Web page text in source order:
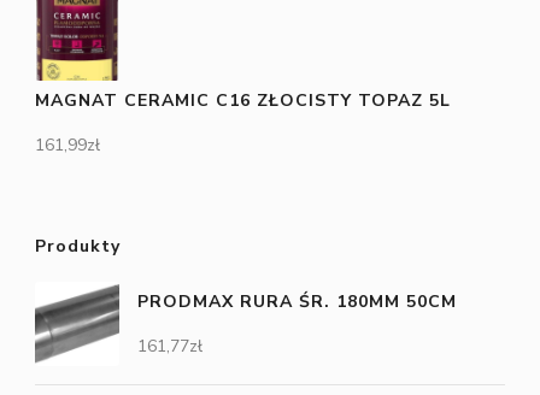
MAGNAT CERAMIC C16 ZŁOCISTY TOPAZ 5L
161,99zł
Produkty
PRODMAX RURA ŚR. 180MM 50CM
161,77zł